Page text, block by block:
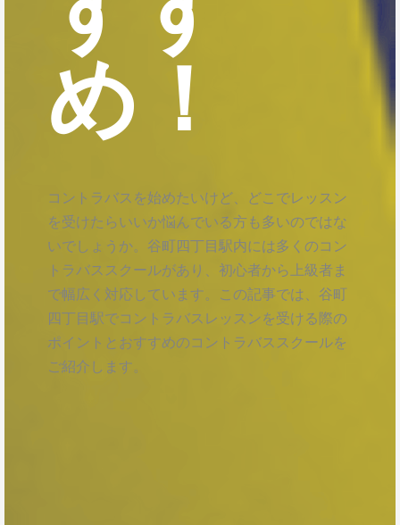
め！
コントラバスを始めたいけど、どこでレッスン
を受けたらいいか悩んでいる方も多いのではな
いでしょうか。谷町四丁目駅内には多くのコン
トラバススクールがあり、初心者から上級者ま
で幅広く対応しています。この記事では、谷町
四丁目駅でコントラバスレッスンを受ける際の
ポイントとおすすめのコントラバススクールを
ご紹介します。